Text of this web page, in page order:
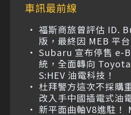
車訊最前線
福斯商旅曾評估 ID.
版，最終因 MEB 平
Subaru 宣布停售 e-
統，全面轉向
S:HEV 油電科技！
杜拜警方這次不採購
改入手中國插電式油
新平面曲軸V8進駐！